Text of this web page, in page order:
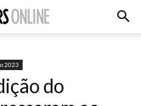
2023
do